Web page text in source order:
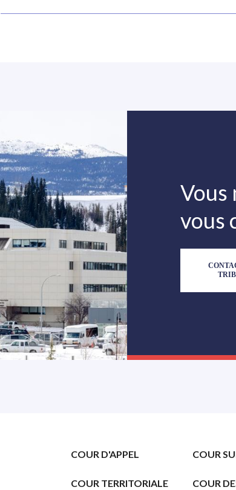
Vous
vous
Footer
COUR D'APPEL COUR
COUR TERRITORIALE COUR